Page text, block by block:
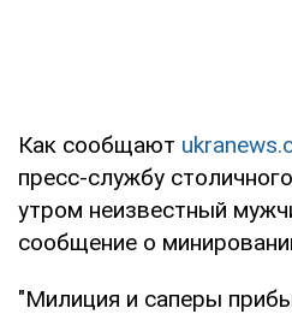
Как сообщают
пресс-службу
утром неизвестный
сообщение о
"Милиция и саперы